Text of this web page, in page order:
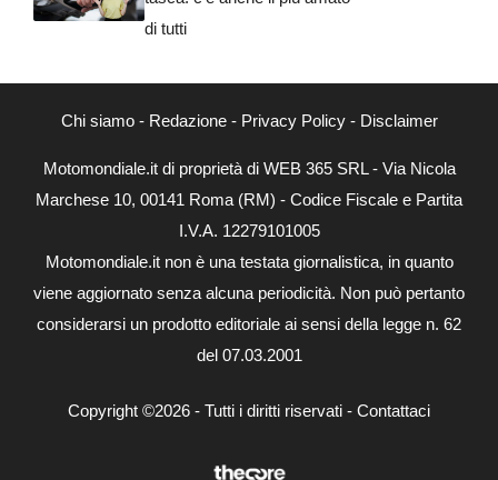
di tutti
Chi siamo- Redazione- Privacy Policy- Disclaimer
Motomondiale.it di proprietà di WEB 365 SRL - Via Nicola
Marchese 10, 00141 Roma (RM) - Codice Fiscale e Partita
I.V.A. 12279101005
Motomondiale.it non è una testata giornalistica, in quanto
viene aggiornato senza alcuna periodicità. Non può pertanto
considerarsi un prodotto editoriale ai sensi della legge n. 62
del 07.03.2001
Copyright ©2026 - Tutti i diritti riservati - Contattaci